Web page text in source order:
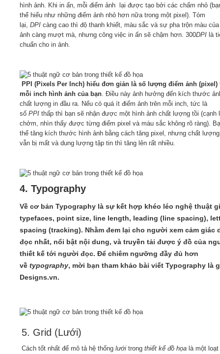
hình ảnh. Khi in ấn, mỗi điểm ảnh lại được tạo bởi các chấm nhỏ
thể hiểu như những điểm ảnh nhỏ hơn nữa trong một pixel). Tóm
lại, DPI càng cao thì độ thanh khiết, màu sắc và sự pha trộn màu
ảnh càng mượt mà, nhưng công việc in ấn sẽ chậm hơn. 300DPI là
chuẩn cho in ảnh.
PPI (Pixels Per Inch) hiểu đơn giản là số lượng điểm ảnh (pixel)
mỗi inch hình ảnh của bạn. Điều này ảnh hưởng đến kích thước
chất lượng in đầu ra. Nếu có quá ít điểm ảnh trên mỗi inch, tức là
số PPI thấp thì bạn sẽ nhận được một hình ảnh chất lượng tồi (cạnh
chởm, nhìn thấy được từng điểm pixel và màu sắc không rõ ràng).
thể tăng kích thước hình ảnh bằng cách tăng pixel, nhưng chất
vẫn bị mất và dung lượng tập tin thì tăng lên rất nhiều.
4. Typography
Về cơ bản Typography là sự kết hợp khéo léo nghệ thuật
typefaces, point size, line length, leading (line spacing),
spacing (tracking). Nhằm đem lại cho người xem cảm giác
đọc nhất, nổi bật nội dung, và truyền tải được ý đồ của
thiết kế tới người đọc. Để chiêm ngưỡng đầy đủ hơn
về typography, mời bạn tham khảo bài viết Typography là
Designs.vn.
5. Grid (Lưới)
Cách tốt nhất để mô tả hệ thống lưới trong thiết kế đồ họa là một